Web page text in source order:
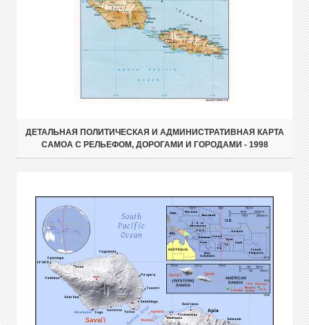
ДЕТАЛЬНАЯ ПОЛИТИЧЕСКАЯ И АДМИНИСТРАТИВНАЯ КАРТА
САМОА С РЕЛЬЕФОМ, ДОРОГАМИ И ГОРОДАМИ - 1998